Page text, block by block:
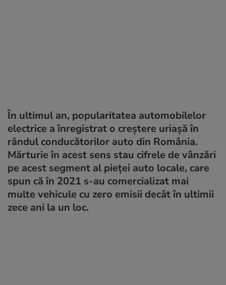
În ultimul an, popularitatea automobilelor
electrice a înregistrat o creștere uriașă în
rândul conducătorilor auto din România.
Mărturie în acest sens stau cifrele de vânzări
pe acest segment al pieței auto locale, care
spun că în 2021 s-au comercializat mai
multe vehicule cu zero emisii decât în ultimii
zece ani la un loc.